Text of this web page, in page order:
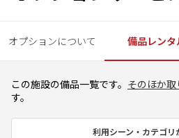
オプションについて 備品レンタ
この施設の備品一覧です。 そのほか
す。
利用シーン・カテゴリ